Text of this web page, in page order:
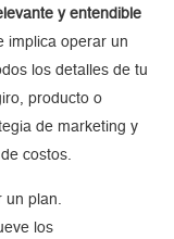
y entendible
implica operar un
los detalles de tu
producto o
de marketing y
costos.
un plan.
los